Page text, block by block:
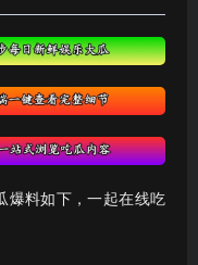
爆料如下，一起在线吃